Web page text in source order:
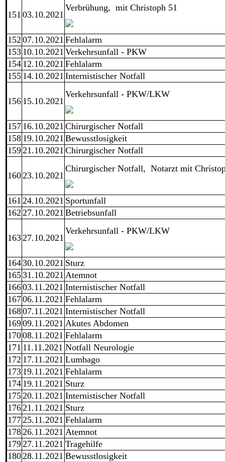
151 03.10.2021
Verbrühung, mit Christoph 51
152 07.10.2021 Fehlalarm
153 10.10.2021 Verkehrsunfall - PKW
154 12.10.2021 Fehlalarm
155 14.10.2021 Internistischer Notfall
156 15.10.2021
Verkehrsunfall - PKW/LKW
157 16.10.2021 Chirurgischer Notfall
158 19.10.2021 Bewusstlosigkeit
15921.10.2021 Chirurgischer Notfall
16023.10.2021
Chirurgischer Notfall, Notarzt mit
161 24.10.2021 Sportunfall
162 27.10.2021 Betriebsunfall
16327.10.2021
Verkehrsunfall - PKW/LKW
16430.10.2021 Sturz
16531.10.2021 Atemnot
16603.11.2021 Internistischer Notfall
16706.11.2021 Fehlalarm
16807.11.2021 Internistischer Notfall
16909.11.2021 Akutes Abdomen
17008.11.2021 Fehlalarm
171 11.11.2021 Notfall Neurologie
172 17.11.2021 Lumbago
173 19.11.2021 Fehlalarm
174 19.11.2021 Sturz
17520.11.2021 Internistischer Notfall
17621.11.2021 Sturz
17725.11.2021 Fehlalarm
17826.11.2021 Atemnot
17927.11.2021 Tragehilfe
18028.11.2021 Bewusstlosigkeit